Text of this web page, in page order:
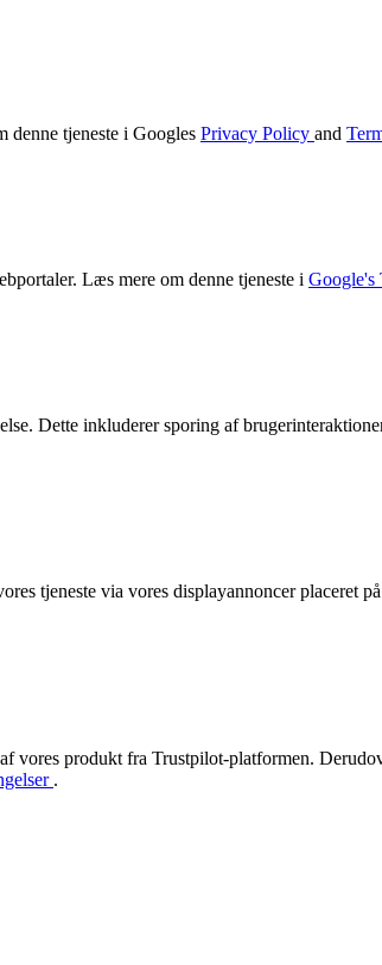
denne tjeneste i Googles Privacy Policy and
Læs mere om denne tjeneste i Google's
Dette inkluderer sporing af
tjeneste via vores displayannoncer placeret
vores produkt fra Trustpilot-platformen.
.